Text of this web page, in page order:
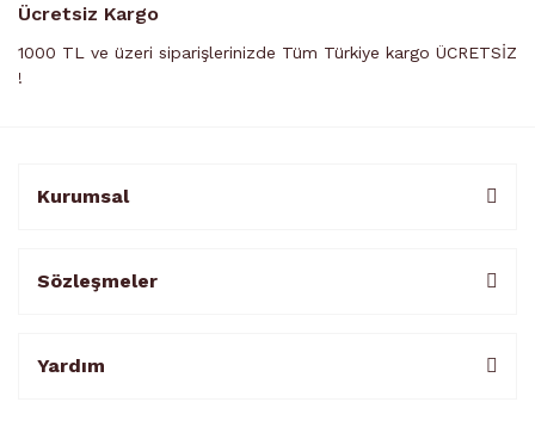
Ücretsiz Kargo
1000 TL ve üzeri siparişlerinizde Tüm Türkiye kargo ÜCRETSİZ
!
Kurumsal
Sözleşmeler
Yardım